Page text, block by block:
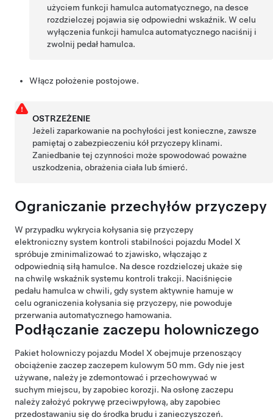
użyciem funkcji hamulca automatycznego, na desce
rozdzielczej pojawia się odpowiedni wskaźnik. W celu
wyłączenia funkcji hamulca automatycznego naciśnij i
zwolnij pedał hamulca.
Włącz położenie postojowe.
OSTRZEŻENIE
Jeżeli zaparkowanie na pochyłości jest konieczne, zawsze
pamiętaj o zabezpieczeniu kół przyczepy klinami.
Zaniedbanie tej czynności może spowodować poważne
uszkodzenia, obrażenia ciała lub śmierć.
Ograniczanie przechyłów przyczepy
W przypadku wykrycia kołysania się przyczepy
elektroniczny system kontroli stabilności pojazdu Model X
spróbuje zminimalizować to zjawisko, włączając z
odpowiednią siłą hamulce. Na desce rozdzielczej ukaże się
na chwilę wskaźnik systemu kontroli trakcji. Naciśnięcie
pedału hamulca w chwili, gdy system aktywnie hamuje w
celu ograniczenia kołysania się przyczepy, nie powoduje
przerwania automatycznego hamowania.
Podłączanie zaczepu holowniczego
Pakiet holowniczy pojazdu Model X obejmuje przenoszący
obciążenie zaczepzaczepem kulowym 50 mm. Gdy nie jest
używane, należy je zdemontować i przechowywać w
suchym miejscu, by zapobiec korozji. Na osłonę zaczepu
należy założyć pokrywę przeciwpyłową, aby zapobiec
przedostawaniu się do środka brudu i zanieczyszczeń.